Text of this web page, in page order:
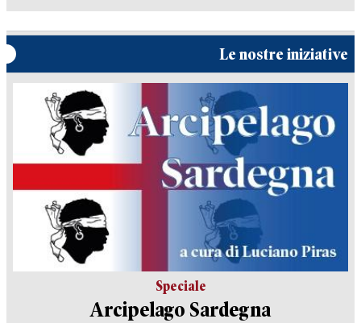
Le nostre iniziative
Speciale
Arcipelago Sardegna